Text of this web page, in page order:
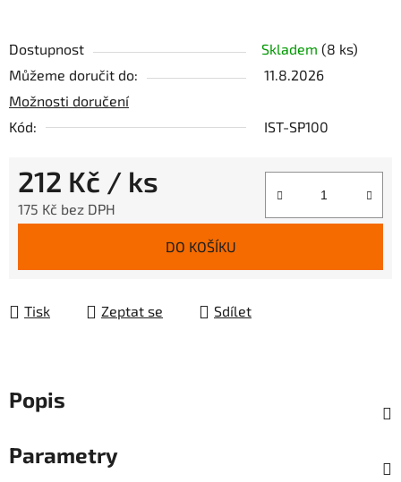
Dostupnost Skladem (8 ks)
Můžeme doručit do:
11.8.2026
Možnosti doručení
Kód:
IST-SP100
212 Kč / ks
175 Kč bez DPH
DO KOŠÍKU
Tisk Zeptat se Sdílet
Popis
Parametry